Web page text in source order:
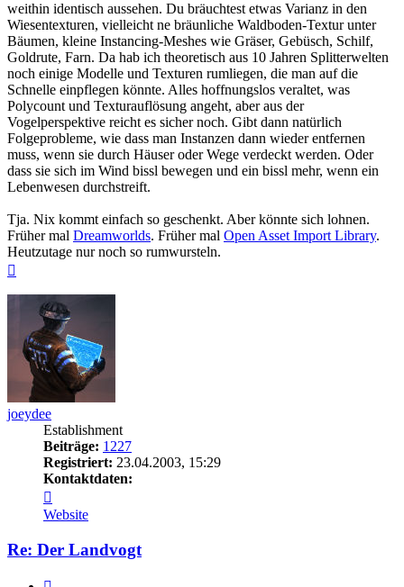
weithin identisch aussehen. Du bräuchtest etwas Varianz in den
Wiesentexturen, vielleicht ne bräunliche Waldboden-Textur unter
Bäumen, kleine Instancing-Meshes wie Gräser, Gebüsch, Schilf,
Goldrute, Farn. Da hab ich theoretisch aus 10 Jahren Splitterwelten
noch einige Modelle und Texturen rumliegen, die man auf die
Schnelle einpflegen könnte. Alles hoffnungslos veraltet, was
Polycount und Texturauflösung angeht, aber aus der
Vogelperspektive reicht es sicher noch. Gibt dann natürlich
Folgeprobleme, wie dass man Instanzen dann wieder entfernen
muss, wenn sie durch Häuser oder Wege verdeckt werden. Oder
dass sie sich im Wind bissl bewegen und ein bissl mehr, wenn ein
Lebenwesen durchstreift.
Tja. Nix kommt einfach so geschenkt. Aber könnte sich lohnen.
Früher mal Dreamworlds. Früher mal Open Asset Import Library.
Heutzutage nur noch so rumwursteln.
joeydee
Establishment
Beiträge: 1227
Registriert: 23.04.2003, 15:29
Kontaktdaten:
von
joeydee
Website
Re: Der Landvogt